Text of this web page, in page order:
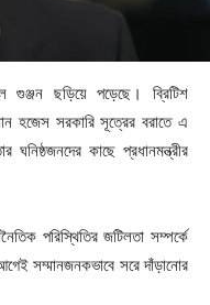
গুঞ্জন ছড়িয়ে পড়েছে। ব্রিটিশ
হজেস সরকারি সূত্রের বরাতে এ
ঘনিষ্ঠজনদের কাছে প্রধানমন্ত্রীর
পরিস্থিতির জটিলতা সম্পর্কে
সম্মানজনকভাবে সরে দাঁড়ানোর